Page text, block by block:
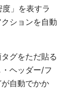
」を表すラ
ションを自動
グをただ貼る
ヘッダー/フ
自動でかか